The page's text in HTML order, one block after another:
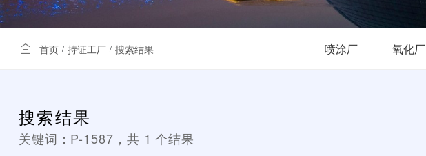
首页 / 持证工厂 / 搜索结果 喷涂厂 氧化厂
搜索结果
关键词： P-1587 ，共 1 个结果